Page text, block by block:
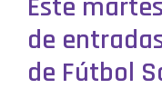
Este
de
de Fútbol